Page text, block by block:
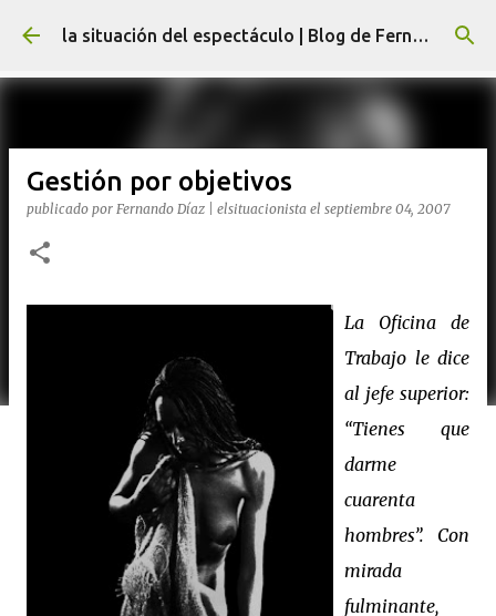
Ir al contenido principal la situación del espectáculo | Blog de Fernando Díaz
Gestión por objetivos
publicado por Fernando Díaz | elsituacionista el septiembre 04, 2007
La Oficina de
Trabajo le dice
al jefe superior:
“Tienes que
darme
cuarenta
hombres”. Con
mirada
fulminante,